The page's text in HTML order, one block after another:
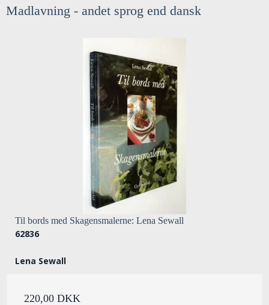
Madlavning - andet sprog end dansk
Til bords med Skagensmalerne: Lena Sewall
62836
Lena Sewall
220,00 DKK